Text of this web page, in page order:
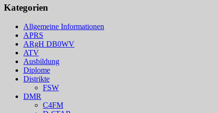
Kategorien
Allgemeine Informationen
APRS
ARgH DB0WV
ATV
Ausbildung
Diplome
Distrikte
FSW
DMR
C4FM